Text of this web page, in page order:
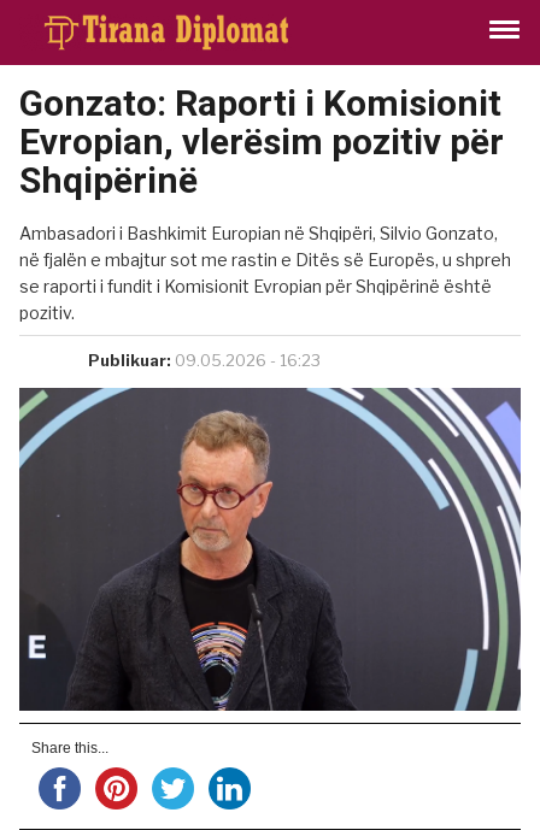
Gonzato: Raporti i Komisionit
Evropian, vlerësim pozitiv për
Shqipërinë
Ambasadori i Bashkimit Europian në Shqipëri, Silvio Gonzato,
në fjalën e mbajtur sot me rastin e Ditës së Europës, u shpreh
se raporti i fundit i Komisionit Evropian për Shqipërinë është
pozitiv.
Publikuar: 09.05.2026 - 16:23
Share this...